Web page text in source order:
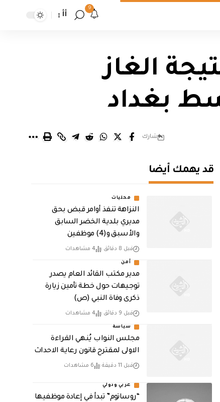
9
أأ
الغاز
بغداد
شارك
قد يهمك أيضا
محليات
النزاهة تنفذ أوامر قبض بحق
مديري بلدية الخضر السابق
والأسبق و(4) موظفين
قبل 8 دقائق 4 مشاهدات
أمن
مدير مكتب القائد العام يصدر
توجيهات حول خطة تأمين زيارة
ذكرى وفاة النبي (ص)
قبل 9 دقائق 4 مشاهدات
سياسة
مجلس النواب يُنهي القراءة
الاولى لمقترح قانون رعاية الاحداث
قبل 11 دقيقة 6 مشاهدات
عربي ودولي
“روساتوم” تبدأ في إعادة موظفيها